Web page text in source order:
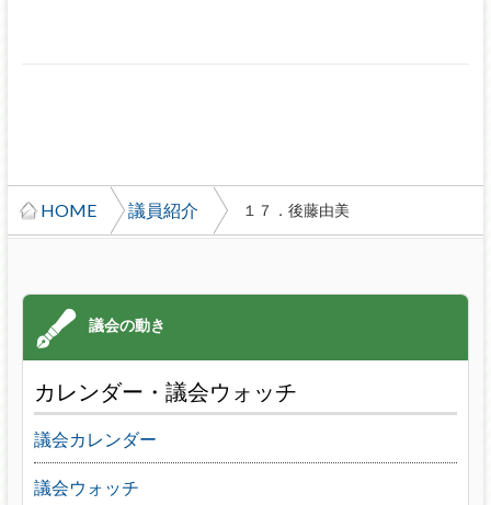
HOME 議員紹介 １７．後藤由美
カレンダー・議会ウォッチ
議会カレンダー
議会ウォッチ